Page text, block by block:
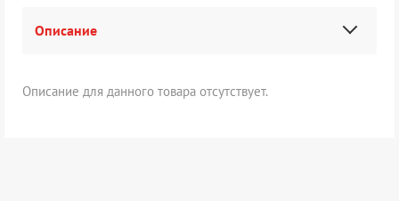
Описание
Описание для данного товара отсутствует.